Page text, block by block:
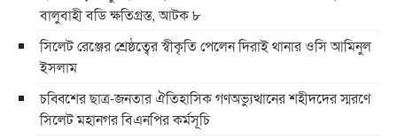
বালুবাহী বডি ক্ষতিগ্রস্ত, আটক ৮
সিলেট রেঞ্জের শ্রেষ্ঠত্বের স্বীকৃতি পেলেন দিরাই থানার ওসি আমিনুল
ইসলাম
চব্বিশের ছাত্র-জনতার ঐতিহাসিক গণঅভ্যুত্থানের শহীদদের স্মরণে
সিলেট মহানগর বিএনপির কর্মসূচি